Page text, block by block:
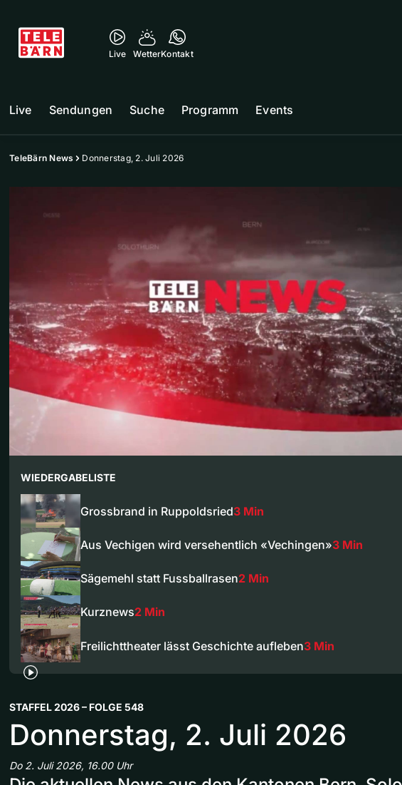
Live WetterKontakt
Live Sendungen Suche Programm Events
TeleBärn News Donnerstag, 2. Juli 2026
WIEDERGABELISTE
Grossbrand in Ruppoldsried3 Min
Aus Vechigen wird versehentlich «Vechingen»3 Min
Sägemehl statt Fussballrasen2 Min
Kurznews2 Min
Freilichttheater lässt Geschichte aufleben3 Min
STAFFEL 2026 – FOLGE 548
Donnerstag, 2. Juli 2026
Do 2. Juli 2026, 16.00 Uhr